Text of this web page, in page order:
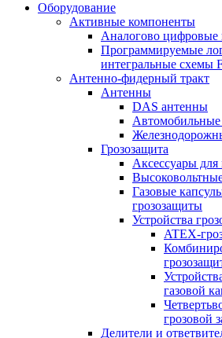
Оборудование
Активные компоненты
Аналогово цифровые
Программируемые
интегральные схемы
Антенно-фидерный тракт
Антенны
DAS антенны
Грозозащита
Аксессуары
Газовые
грозозащиты
Устройства
ATEX-
газовой
грозовой
Делители и